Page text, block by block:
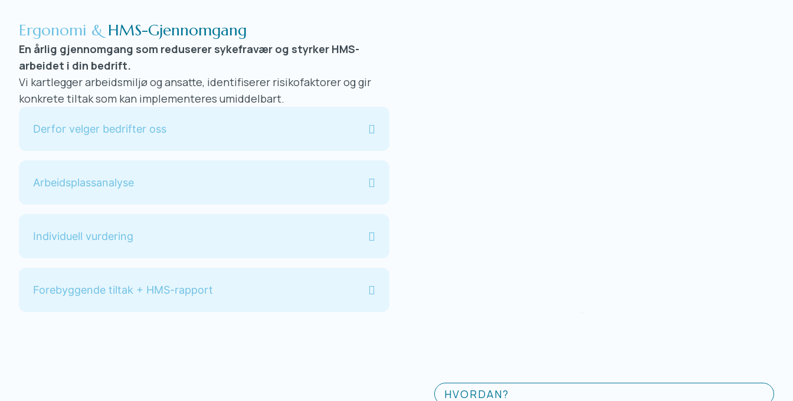
Ergonomi & HMS-Gjennomgang
En årlig gjennomgang som reduserer sykefravær og styrker HMS-
arbeidet i din bedrift.
Vi kartlegger arbeidsmiljø og ansatte, identifiserer risikofaktorer og gir
konkrete tiltak som kan implementeres umiddelbart.
Derfor velger bedrifter oss
Arbeidsplassanalyse
Individuell vurdering
Forebyggende tiltak + HMS-rapport
HVORDAN?